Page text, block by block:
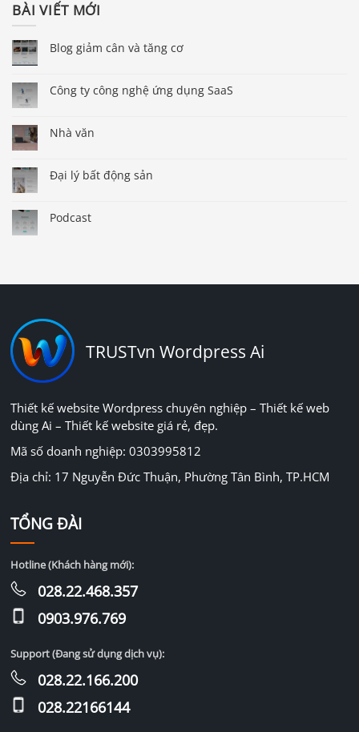
BÀI VIẾT MỚI
Blog giảm cân và tăng cơ
Công ty công nghệ ứng dụng SaaS
Nhà văn
Đại lý bất động sản
Podcast
TRUSTvn Wordpress Ai
Thiết kế website Wordpress chuyên nghiệp – Thiết kế web
dùng Ai – Thiết kế website giá rẻ, đẹp.
Mã số doanh nghiệp: 0303995812
Địa chỉ: 17 Nguyễn Đức Thuận, Phường Tân Bình, TP.HCM
TỔNG ĐÀI
Hotline (Khách hàng mới):
028.22.468.357
0903.976.769
Support (Đang sử dụng dịch vụ):
028.22.166.200
028.22166144